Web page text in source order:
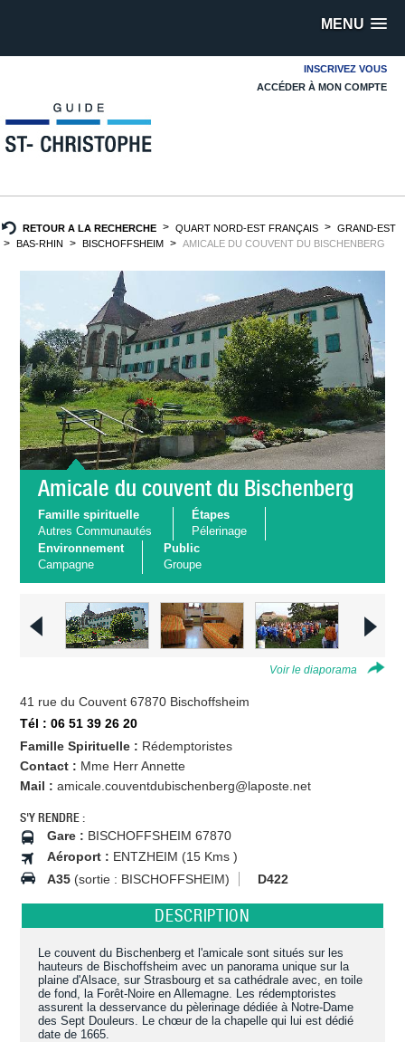
MENU
INSCRIVEZ VOUS
ACCÉDER À MON COMPTE
RETOUR A LA RECHERCHE QUART NORD-EST FRANÇAIS
GRAND-EST
BAS-RHIN
BISCHOFFSHEIM AMICALE DU COUVENT DU BISCHENBERG
Amicale du couvent du Bischenberg
Famille spirituelle
Autres Communautés
Étapes
Pélerinage
Environnement
Campagne
Public
Groupe
Voir le diaporama
41 rue du Couvent 67870 Bischoffsheim
Tél : 06 51 39 26 20
Famille Spirituelle : Rédemptoristes
Contact : Mme Herr Annette
Mail : amicale.couventdubischenberg@laposte.net
S'Y RENDRE :
Gare : BISCHOFFSHEIM 67870
Aéroport : ENTZHEIM (15 Kms )
A35 (sortie : BISCHOFFSHEIM) D422
DESCRIPTION
Le couvent du Bischenberg et l'amicale sont situés sur les
hauteurs de Bischoffsheim avec un panorama unique sur la
plaine d'Alsace, sur Strasbourg et sa cathédrale avec, en toile
de fond, la Forêt-Noire en Allemagne. Les rédemptoristes
assurent la desservance du pèlerinage dédiée à Notre-Dame
des Sept Douleurs. Le chœur de la chapelle qui lui est dédié
date de 1665.